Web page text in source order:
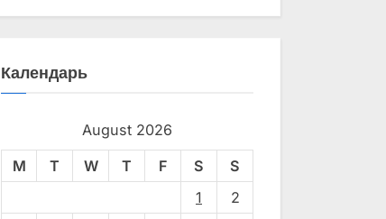
Календарь
August 2026
M T W T F S
S
1
2